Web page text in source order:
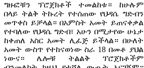
ግዙፎቹን ፕሮጀክቶች ተመልከቱ። ከሁሉም
በላይ ትልቅ ትኩረት የተሰጠው የህዳሴ ግድብን
መጥቀስ ይቻላል። በአምስት አመት ይጠናቀቃል
የተባለው የህዳሴ ግድብ፣ አሁን በሚታየው ሁኔታ
ከቀጠለ አስር አመት ሊፈጅ ይችላል። በሁለት
አመት ውስጥ የተከናወነው ስራ 18 በመቶ ያህል
ነውና። ሌሎቹ ትልልቅ ፕሮጀክቶችም